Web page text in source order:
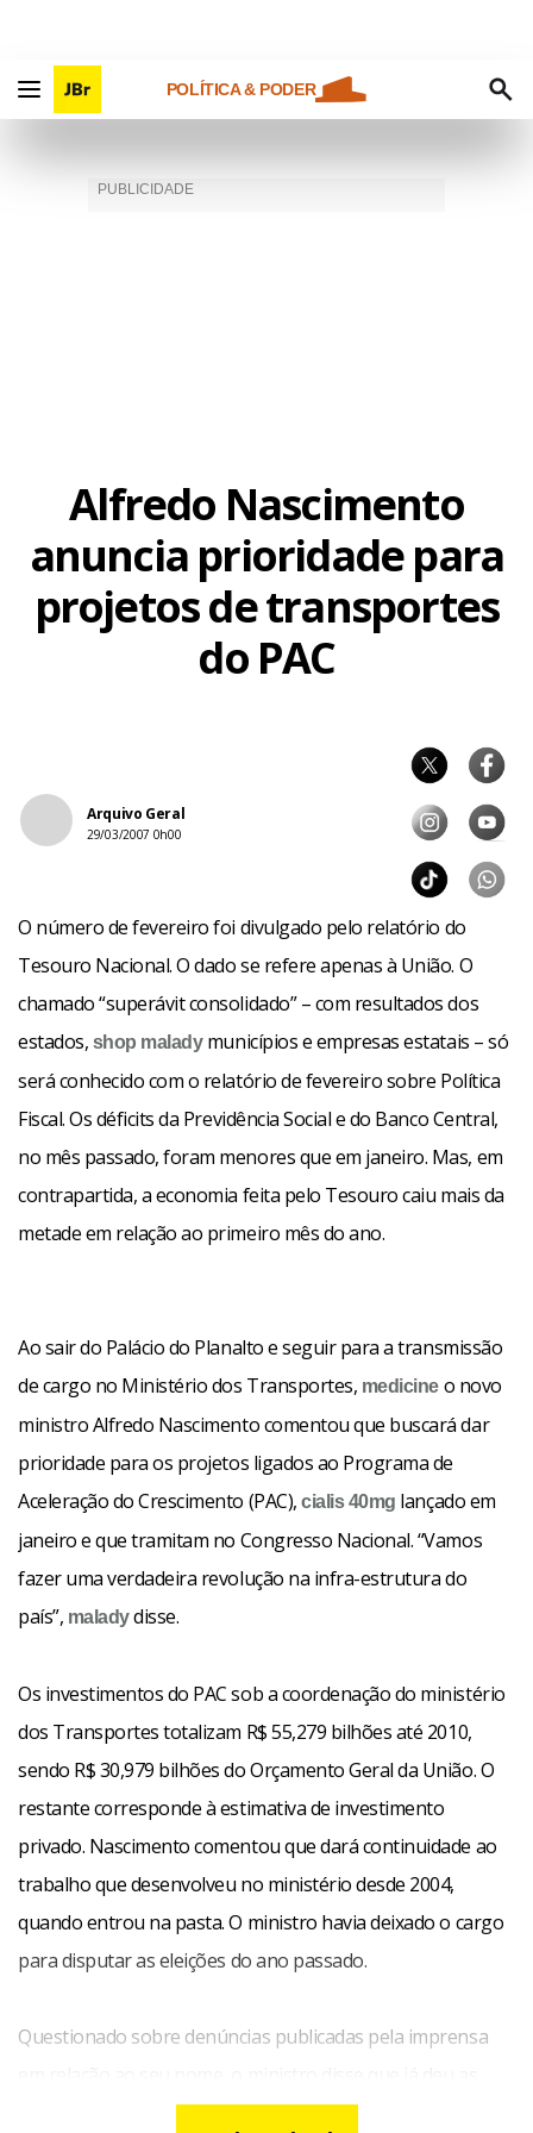
POLÍTICA & PODER
Alfredo Nascimento
anuncia prioridade para
projetos de transportes
do PAC
Arquivo Geral
29/03/2007 0h00
O número de fevereiro foi divulgado pelo relatório do
Tesouro Nacional. O dado se refere apenas à União. O
chamado “superávit consolidado” – com resultados dos
estados, shop maladymunicípios e empresas estatais – só
será conhecido com o relatório de fevereiro sobre Política
Fiscal. Os déficits da Previdência Social e do Banco Central,
no mês passado, foram menores que em janeiro. Mas, em
contrapartida, a economia feita pelo Tesouro caiu mais da
metade em relação ao primeiro mês do ano.
Ao sair do Palácio do Planalto e seguir para a transmissão
de cargo no Ministério dos Transportes, medicineo novo
ministro Alfredo Nascimento comentou que buscará dar
prioridade para os projetos ligados ao Programa de
Aceleração do Crescimento (PAC),cialis 40mg lançado em
janeiro e que tramitam no Congresso Nacional. “Vamos
fazer uma verdadeira revolução na infra-estrutura do
país”, maladydisse.
Os investimentos do PAC sob a coordenação do ministério
dos Transportes totalizam R$ 55,279 bilhões até 2010,
sendo R$ 30,979 bilhões do Orçamento Geral da União. O
restante corresponde à estimativa de investimento
privado. Nascimento comentou que dará continuidade ao
trabalho que desenvolveu no ministério desde 2004,
quando entrou na pasta. O ministro havia deixado o cargo
para disputar as eleições do ano passado.
Questionado sobre denúncias publicadas pela imprensa
repostas necessárias e que entrou na justiça com uma